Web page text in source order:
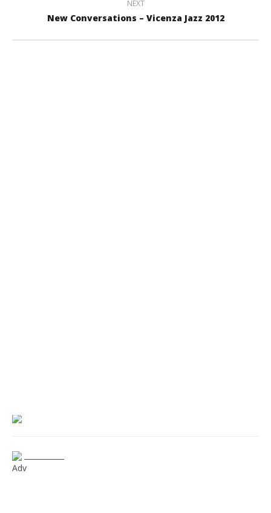
NEXT
New Conversations – Vicenza Jazz 2012
Adv